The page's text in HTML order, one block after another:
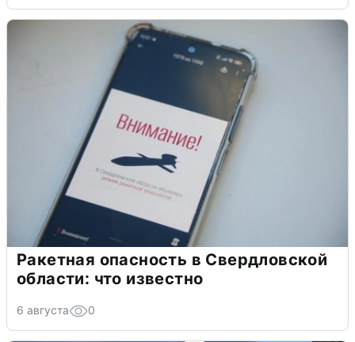
Ракетная опасность в Свердловской
области: что известно
6 августа 0